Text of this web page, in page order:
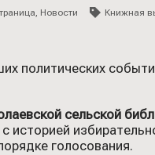
, Новости Книжная
политических
сельской
историей
голосования.